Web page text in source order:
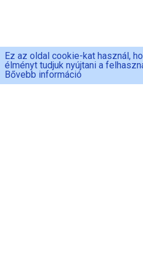
Ez az oldal cookie-kat használ,
élményt tudjuk nyújtani a
Bővebb információ